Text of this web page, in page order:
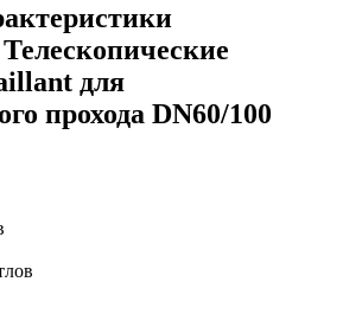
Телескопические
для
прохода DN60/100